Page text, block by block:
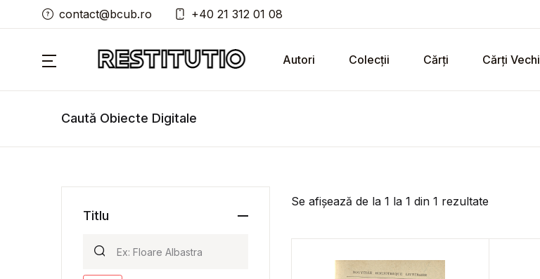
contact@bcub.ro +40 21 312 01 08
Autori Colecții Cărți Cărți Vechi
Caută Obiecte Digitale
Se afișează de la 1 la 1 din 1 rezultate
Titlu